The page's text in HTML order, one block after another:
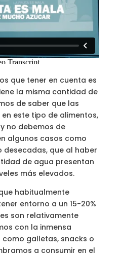
que tener en cuenta es
la misma cantidad de
de saber que las
este tipo de alimentos,
no debemos de
algunos casos como
que al haber
de agua presentan
más elevados.
habitualmente
entorno a un 15-20%
son relativamente
con la inmensa
galletas, snacks o
a consumir en el